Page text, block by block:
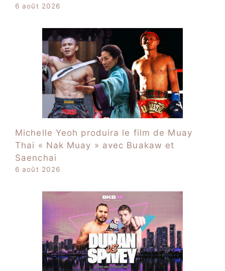
6 août 2026
Michelle Yeoh produira le film de Muay
Thai « Nak Muay » avec Buakaw et
Saenchai
6 août 2026